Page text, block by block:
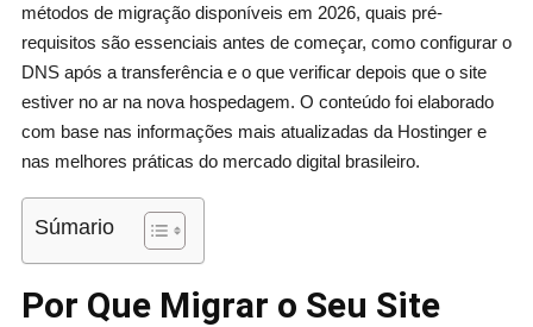
métodos de migração disponíveis em 2026, quais pré-
requisitos são essenciais antes de começar, como configurar o
DNS após a transferência e o que verificar depois que o site
estiver no ar na nova hospedagem. O conteúdo foi elaborado
com base nas informações mais atualizadas da Hostinger e
nas melhores práticas do mercado digital brasileiro.
Súmario
Por Que Migrar o Seu Site